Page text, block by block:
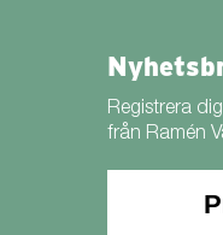
Registrera
från Ramén